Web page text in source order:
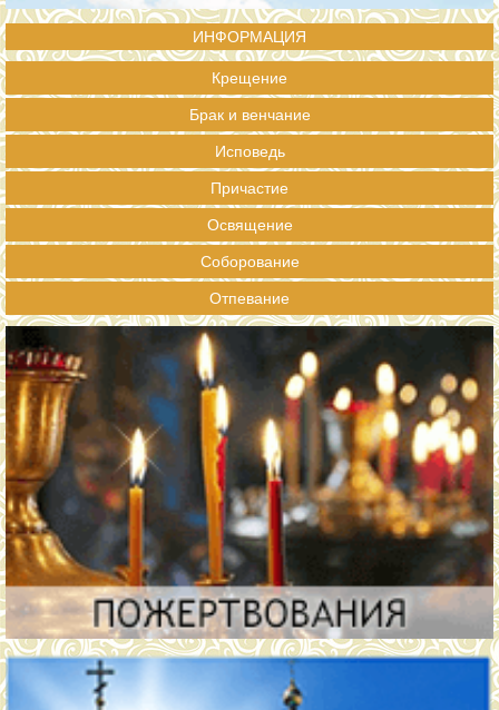
ИНФОРМАЦИЯ
Крещение
Брак и венчание
Исповедь
Причастие
Освящение
Соборование
Отпевание